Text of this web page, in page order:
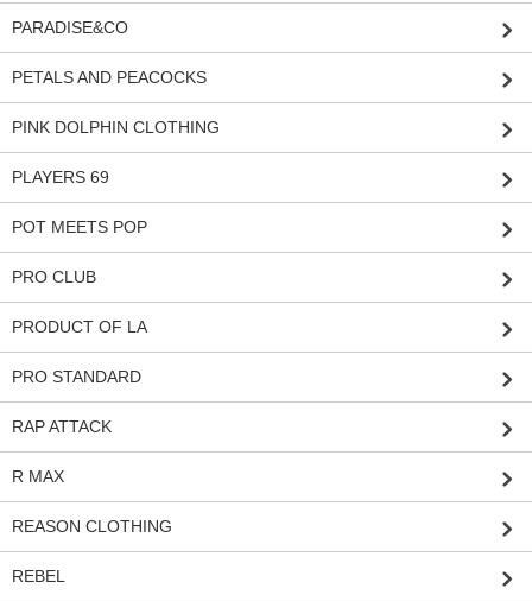
PARADISE&CO
PETALS AND PEACOCKS
PINK DOLPHIN CLOTHING
PLAYERS 69
POT MEETS POP
PRO CLUB
PRODUCT OF LA
PRO STANDARD
RAP ATTACK
R MAX
REASON CLOTHING
REBEL